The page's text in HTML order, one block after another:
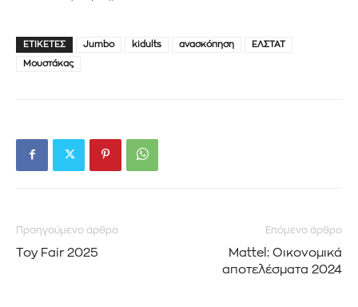
ΕΤΙΚΈΤΕΣ Jumbo kidults ανασκόπηση ΕΛΣΤΑΤ
Μουστάκας
Προηγούμενο άρθρο
Toy Fair 2025
Επόμενο άρθρο
Mattel: Οικονομικά
αποτελέσματα 2024